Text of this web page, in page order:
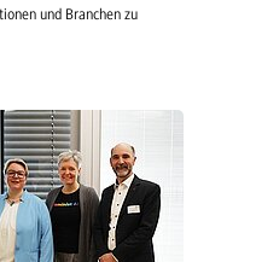
und Branchen zu